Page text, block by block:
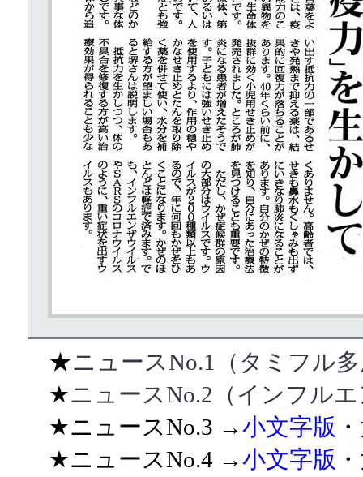
★ニュースNo.1（タミフル
★ニュースNo.2（インフル
★ニュースNo.3 →小文字版 ・
★ニュースNo.4 →小文字版 ・